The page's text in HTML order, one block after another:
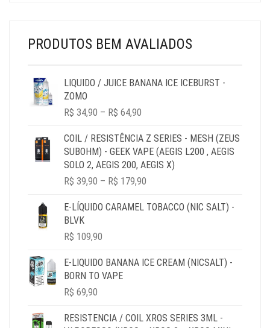
PRODUTOS BEM AVALIADOS
LIQUIDO / JUICE BANANA ICE ICEBURST -
ZOMO
R$ 34,90 – R$ 64,90
R$ 34,90
THROUGH
R$ 64,90
COIL / RESISTÊNCIA Z SERIES - MESH (ZEUS
SUBOHM) - GEEK VAPE (AEGIS L200 , AEGIS
SOLO 2, AEGIS 200, AEGIS X)
R$ 39,90 – R$ 179,90
R$ 39,90
E-LÍQUIDO CARAMEL TOBACCO (NIC SALT) -
BLVK
R$ 109,90
E-LIQUIDO BANANA ICE CREAM (NICSALT) -
BORN TO VAPE
R$ 69,90
RESISTENCIA / COIL XROS SERIES 3ML -